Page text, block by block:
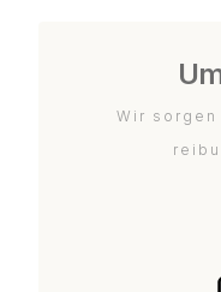
Wir sorgen